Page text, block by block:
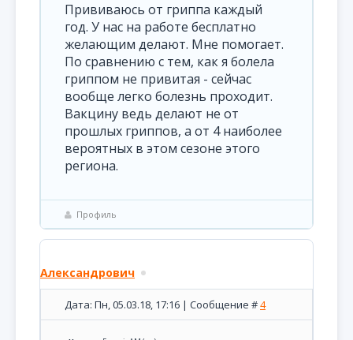
Прививаюсь от гриппа каждый
год. У нас на работе бесплатно
желающим делают. Мне помогает.
По сравнению с тем, как я болела
гриппом не привитая - сейчас
вообще легко болезнь проходит.
Вакцину ведь делают не от
прошлых гриппов, а от 4 наиболее
вероятных в этом сезоне этого
региона.
Профиль
Александрович
Дата: Пн, 05.03.18, 17:16 | Сообщение #4